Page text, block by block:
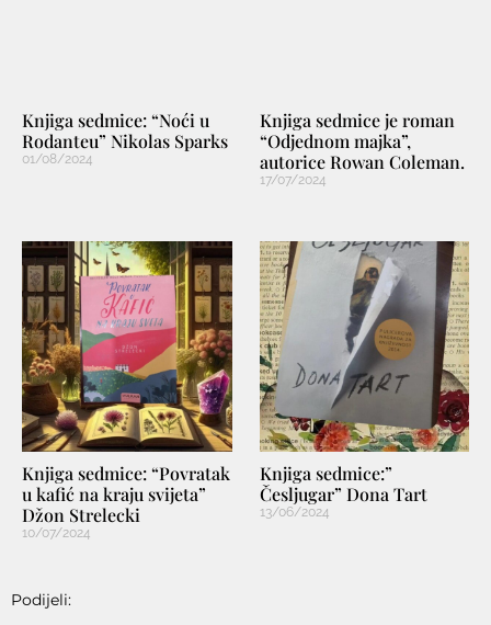
Knjiga sedmice: “Noći u
Rodanteu” Nikolas Sparks
01/08/2024
Knjiga sedmice je roman
“Odjednom majka”,
autorice Rowan Coleman.
17/07/2024
Knjiga sedmice: “Povratak
u kafić na kraju svijeta”
Džon Strelecki
10/07/2024
Knjiga sedmice:”
Česljugar” Dona Tart
13/06/2024
Podijeli: